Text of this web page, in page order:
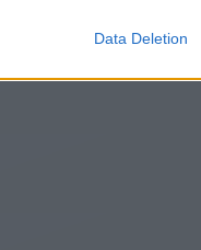
Data Deletion